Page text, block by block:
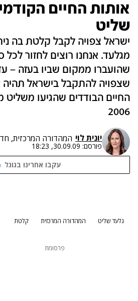
אותות החיים
שליט
ישראל צפויה לקבל קלטת בה
מגלעד. אנחנו רוצים לחזור לכל
שהועברו ממקום שביו בעזה –
שצפויה להתקבל בישראל
החיים הבודדים שהגיעו משליט
2006
יונית לוי המהדורה המרכזית,
פורסם: 30.09.09, 18:23
עקבו אחרינו בגוגל
נתקלנו בבעיה
גלעד שליט המהדורה המרכזית קלטת
פרסומת